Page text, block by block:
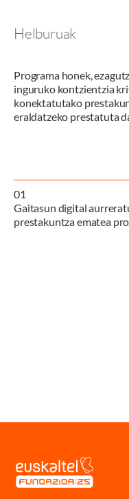
Helburuak
Programa honek,
inguruko kontzientzia
konektatutako
eraldatzeko prestatuta
01
Gaitasun digital
prestakuntza ematea